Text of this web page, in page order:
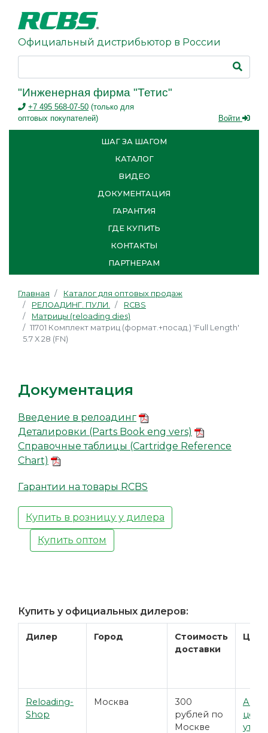
Официальный дистрибьютор в России
"Инженерная фирма "Тетис"
+7 495 568-07-50 (только для
оптовых покупателей)
Войти
ШАГ ЗА ШАГОМ
КАТАЛОГ
ВИДЕО
ДОКУМЕНТАЦИЯ
ГАРАНТИЯ
ГДЕ КУПИТЬ
КОНТАКТЫ
ПАРТНЕРАМ
Главная
Каталог для оптовых продаж
РЕЛОАДИНГ. ПУЛИ.
RCBS
Матрицы (reloading dies)
11701 Комплект матриц (формат.+посад.) 'Full Length'
5.7 X 28 (FN)
Документация
Введение в релоадинг
Деталировки (Parts Book eng vers)
Справочные таблицы (Cartridge Reference
Chart)
Гарантии на товары RCBS
Купить в розницу у дилера
Купить оптом
Купить у официальных дилеров:
Дилер Город
Стоимость
доставки
Reloading-
Shop
Москва
300
рублей по
Москве
цены